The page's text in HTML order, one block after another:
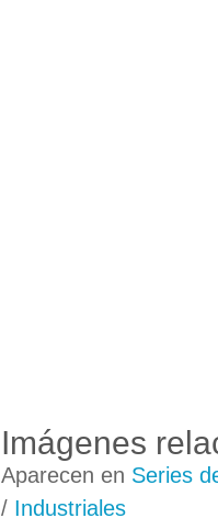
Imágenes
Aparecen en Series
/ Industriales